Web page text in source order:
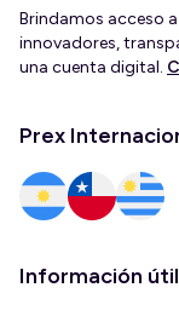
Brindamos acceso
innovadores,
una cuenta digital.
Prex
Información útil